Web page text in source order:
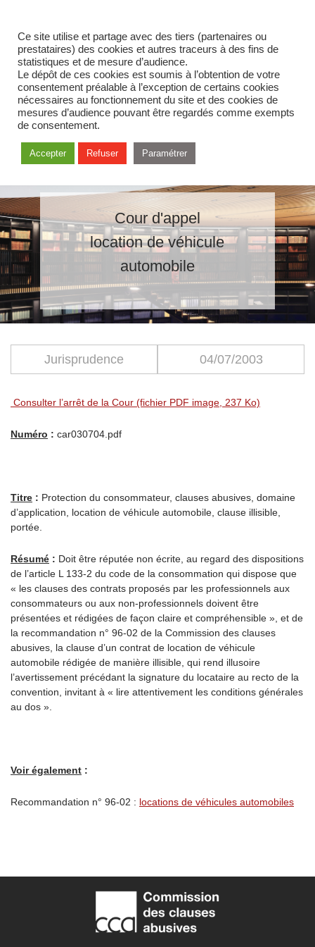
Cour d'appel
location de véhicule
automobile
Jurisprudence 04/07/2003
Consulter l’arrêt de la Cour (fichier PDF image, 237 Ko)
Numéro : car030704.pdf
Titre : Protection du consommateur, clauses abusives, domaine
d’application, location de véhicule automobile, clause illisible,
portée.
Résumé : Doit être réputée non écrite, au regard des dispositions
de l’article L 133-2 du code de la consommation qui dispose que
« les clauses des contrats proposés par les professionnels aux
consommateurs ou aux non-professionnels doivent être
présentées et rédigées de façon claire et compréhensible », et de
la recommandation n° 96-02 de la Commission des clauses
abusives, la clause d’un contrat de location de véhicule
automobile rédigée de manière illisible, qui rend illusoire
l’avertissement précédant la signature du locataire au recto de la
convention, invitant à « lire attentivement les conditions générales
au dos ».
Voir également :
Recommandation n° 96-02 : locations de véhicules automobiles
Ce site utilise et partage avec des tiers (partenaires ou
prestataires) des cookies et autres traceurs à des fins de
statistiques et de mesure d’audience.
Le dépôt de ces cookies est soumis à l’obtention de votre
consentement préalable à l’exception de certains cookies
nécessaires au fonctionnement du site et des cookies de
mesures d’audience pouvant être regardés comme exempts
de consentement.
Accepter Refuser Paramétrer